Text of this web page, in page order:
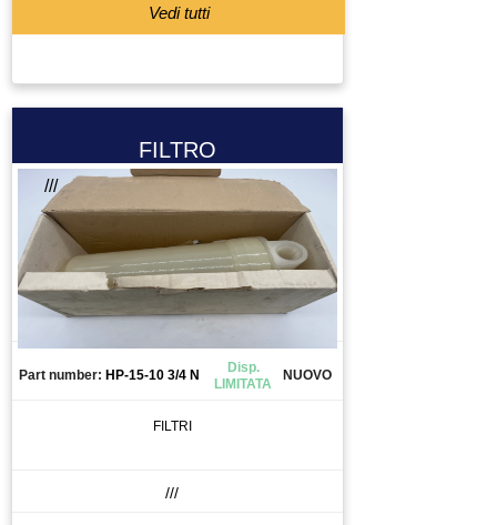
Vedi tutti
FILTRO
///
Part number: HP-15-10 3/4 N
Disp.
LIMITATA
NUOVO
FILTRI
///